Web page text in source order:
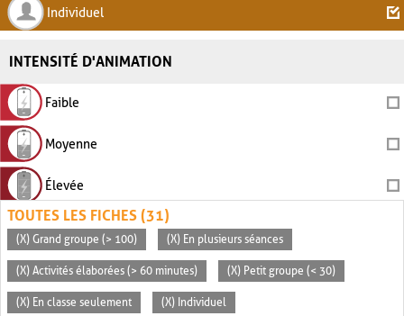
Individuel
INTENSITÉ D'ANIMATION
Faible
Moyenne
Élevée
TOUTES LES FICHES (31)
(X) Grand groupe (> 100) (X) En plusieurs séances
(X) Activités élaborées (> 60 minutes) (X) Petit groupe (< 30)
(X) En classe seulement (X) Individuel